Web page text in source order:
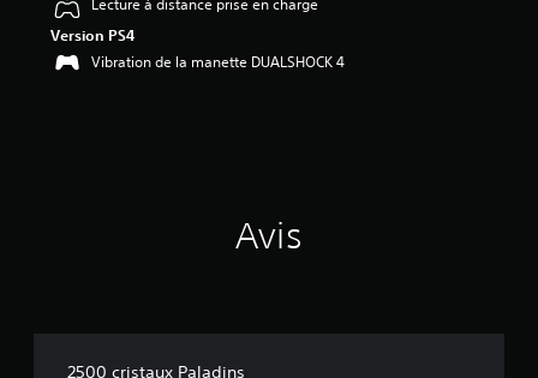
Lecture à distance prise en charge
Version PS4
Vibration de la manette DUALSHOCK 4
Avis
2500 cristaux Paladins